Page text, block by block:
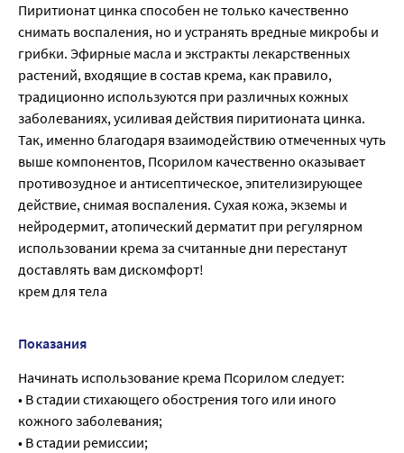
Пиритионат цинка способен не только качественно
снимать воспаления, но и устранять вредные микробы и
грибки. Эфирные масла и экстракты лекарственных
растений, входящие в состав крема, как правило,
традиционно используются при различных кожных
заболеваниях, усиливая действия пиритионата цинка.
Так, именно благодаря взаимодействию отмеченных чуть
выше компонентов, Псорилом качественно оказывает
противозудное и антисептическое, эпителизирующее
действие, снимая воспаления. Сухая кожа, экземы и
нейродермит, атопический дерматит при регулярном
использовании крема за считанные дни перестанут
доставлять вам дискомфорт!
крем для тела
Показания
Начинать использование крема Псорилом следует:
• В стадии стихающего обострения того или иного
кожного заболевания;
• В стадии ремиссии;